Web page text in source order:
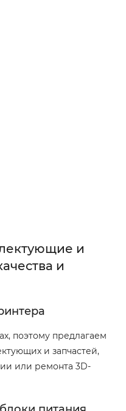
и
и
поэтому предлагаем
и запчастей,
или ремонта 3D-